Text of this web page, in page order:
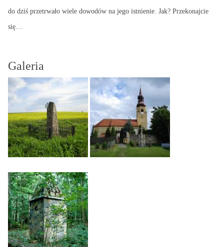
do dziś przetrwało wiele dowodów na jego istnienie. Jak? Przekonajcie
się…
Galeria